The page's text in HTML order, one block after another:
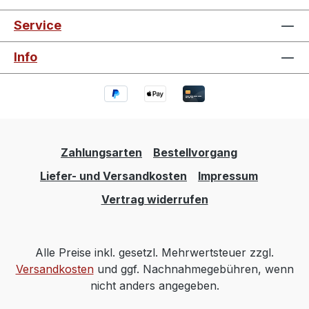
Service
Info
Zahlungsarten
Bestellvorgang
Liefer- und Versandkosten
Impressum
Vertrag widerrufen
Alle Preise inkl. gesetzl. Mehrwertsteuer zzgl.
Versandkostenund ggf. Nachnahmegebühren, wenn
nicht anders angegeben.